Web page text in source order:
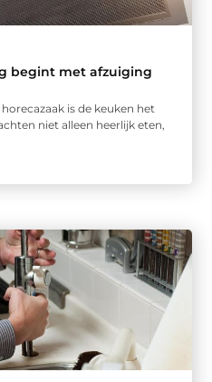
begint met afzuiging
is de keuken het
niet alleen heerlijk eten,